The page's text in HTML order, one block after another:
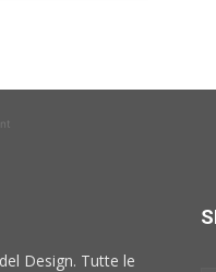
Design. Tutte le